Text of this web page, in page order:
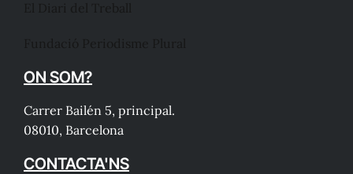
ON SOM?
Carrer Bailén 5, principal.
08010, Barcelona
CONTACTA'NS